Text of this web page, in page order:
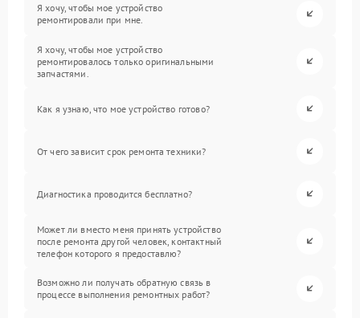
Я хочу, чтобы мое устройство
ремонтировали при мне.
Я хочу, чтобы мое устройство
ремонтировалось только оригинальными
запчастями.
Как я узнаю, что мое устройство готово?
От чего зависит срок ремонта техники?
Диагностика проводится бесплатно?
Может ли вместо меня принять устройство
после ремонта другой человек, контактный
телефон которого я предоставлю?
Возможно ли получать обратную связь в
процессе выполнения ремонтных работ?